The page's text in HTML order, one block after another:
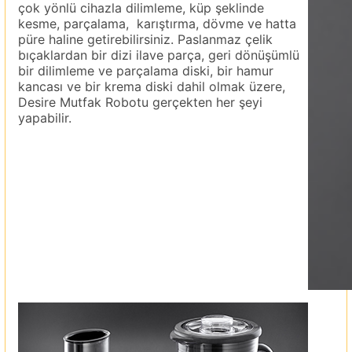
çok yönlü cihazla dilimleme, küp şeklinde
kesme, parçalama, karıştırma, dövme ve hatta
püre haline getirebilirsiniz. Paslanmaz çelik
bıçaklardan bir dizi ilave parça, geri dönüşümlü
bir dilimleme ve parçalama diski, bir hamur
kancası ve bir krema diski dahil olmak üzere,
Desire Mutfak Robotu gerçekten her şeyi
yapabilir.